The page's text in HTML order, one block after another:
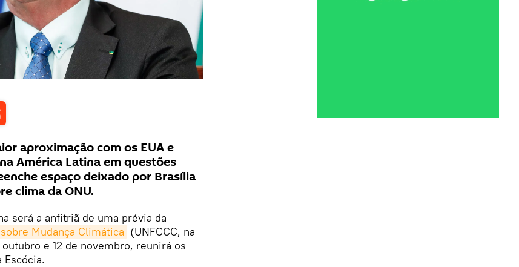
aproximação com os EUA e
América Latina em questões
espaço deixado por Brasília
clima da ONU.
será a anfitriã de uma prévia da
Mudança Climática (UNFCCC, na
e 12 de novembro, reunirá os